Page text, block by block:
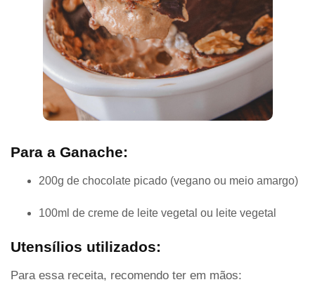
Para a Ganache:
200g de chocolate picado (vegano ou meio amargo)
100ml de creme de leite vegetal ou leite vegetal
Utensílios utilizados:
Para essa receita, recomendo ter em mãos: